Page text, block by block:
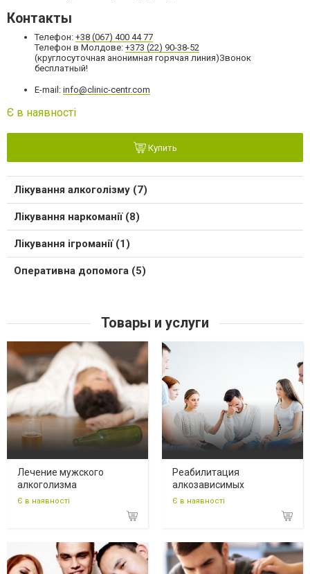
Контакты
Телефон: +38 (067) 400 44 77
Телефон в Молдове: +373 (22) 90-38-52
(круглосуточная анонимная горячая линия)Звонок
бесплатный!
E-mail: info@clinic-centr.com
Є в наявності
Купить
Лікування алкоголізму (7)
Лікування наркоманії (8)
Лікування ігроманії (1)
Оперативна допомога (5)
Товары и услуги
Лечение мужского
алкоголизма
Є в наявності
Реабилитация
алкозависимых
Є в наявності